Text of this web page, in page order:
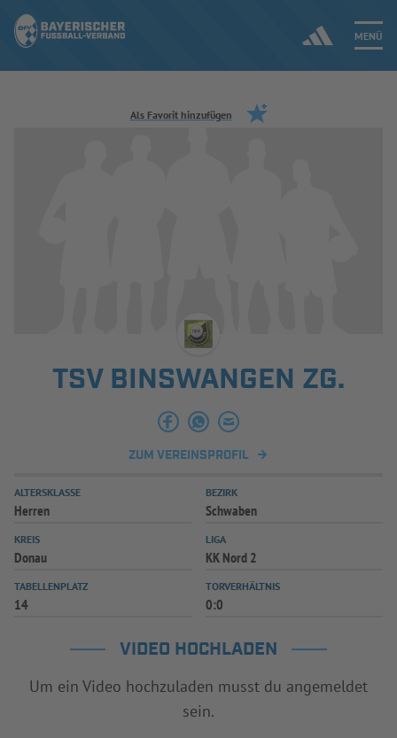
MENÜ
Jetzt einloggen
INFOTHEK SPIELPLUS
Als Favorit hinzufügen
TSV BINSWANGEN ZG.
ZUM VEREINSPROFIL
ALTERSKLASSE
Herren
BEZIRK
Schwaben
KREIS
Donau
LIGA
KK Nord 2
TABELLENPLATZ
14
TORVERHÄLTNIS
0:0
VIDEO HOCHLADEN
Um ein Video hochzuladen musst du angemeldet
sein.